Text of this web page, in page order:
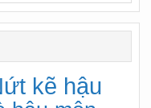
kẽ hậu